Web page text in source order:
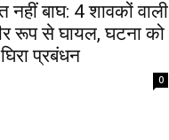
नहीं बाघ: 4 शावकों वाली
रूप से घायल, घटना को
प्रबंधन
0